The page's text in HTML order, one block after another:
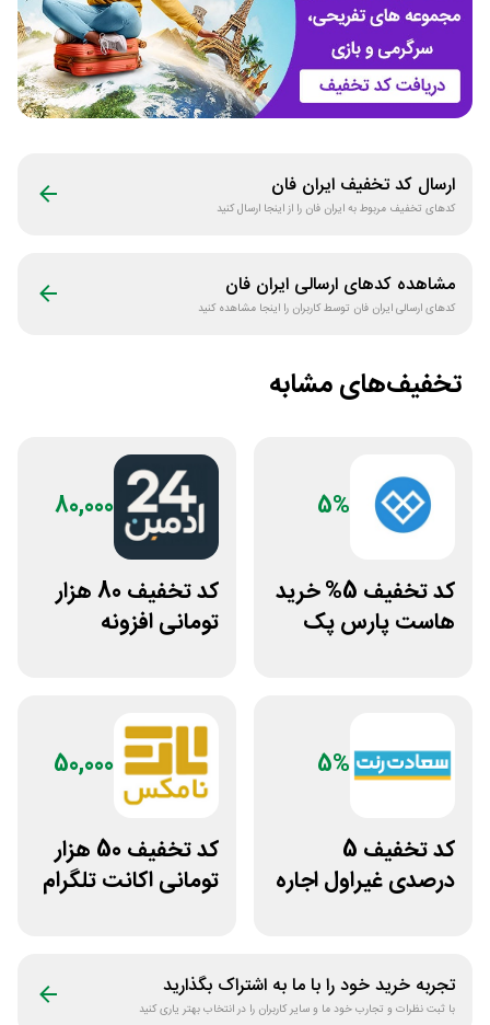
ارسال کد تخفیف ایران فان
کدهای تخفیف مربوط بهایران فان را از اینجا ارسال کنید
مشاهده کدهای ارسالی ایران فان
کدهای ارسالیایران فان توسط کاربران را اینجا مشاهده کنید
تخفیف‌های مشابه
5%
کد تخفیف 5% خرید
هاست پارس پک
80,000
کد تخفیف 80 هزار
تومانی افزونه
5%
کد تخفیف 5
درصدی غیراول اجاره
50,000
کد تخفیف 50 هزار
تومانی اکانت تلگرام
تجربه خرید خود را با ما به اشتراک بگذارید
با ثبت نظرات و تجارب خود ما و سایر کاربران را در انتخاب بهتر یاری کنید